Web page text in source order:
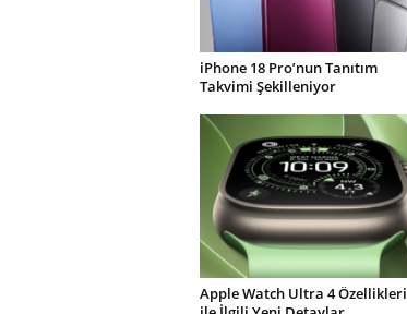
iPhone 18 Pro’nun Tanıtım
Takvimi Şekilleniyor
Apple Watch Ultra 4 Özellikleri